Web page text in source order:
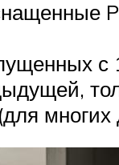
с
многих